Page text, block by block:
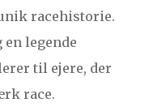
racehistorie.
legende
til ejere, der
race.